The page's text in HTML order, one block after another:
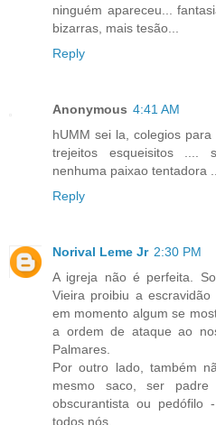
ninguém apareceu...
bizarras, mais tesão...
Reply
Anonymous 4:41 AM
hUMM sei la, colegios
trejeitos esqueisitos ....
nenhuma paixao tentadora ...
Reply
Norival Leme Jr 2:30 PM
A igreja não é perfeita.
Vieira proibiu a
em momento algum se
a ordem de ataque ao
Palmares.
Por outro lado, também
mesmo saco, ser
obscurantista ou
todos nós.